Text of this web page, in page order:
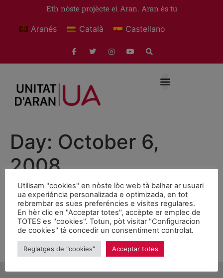
Eth nòste projècte ei Aran. Aran ès tu
Aranés Català Castellano
Day: October 6,
2008
DESGOBIERNO EN NAUT
ARAN
NAUT ARAN
Utilisam "cookies" en nòste lòc web tà balhar ar usuari
ua experiéncia personalizada e optimizada, en tot
rebrembar es sues preferéncies e visites regulares.
En hèr clic en "Acceptar totes", accèpte er emplec de
TOTES es "cookies". Totun, pòt visitar "Configuracion
de cookies" tà concedir un consentiment controlat.
Reglatges de "cookies" Acceptar totes